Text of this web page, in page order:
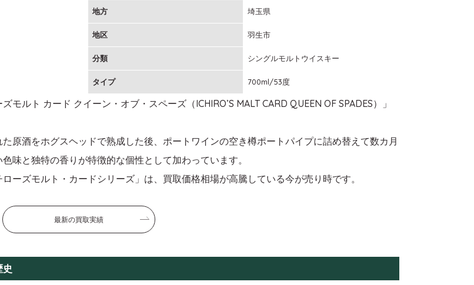
地方 埼玉県
地区 羽生市
分類 シングルモルトウイスキー
タイプ 700ml/53度
ルト カード クイーン・オブ・スペーズ（ICHIRO’S MALT CARD QUEEN OF SPADES）」
原酒をホグスヘッドで熟成した後、ポートワインの空き樽ポートパイプに詰め替えて数カ月
味と独特の香りが特徴的な個性として加わっています。
ーズモルト・カードシリーズ」は、買取価格相場が高騰している今が売り時です。
最新の買取実績